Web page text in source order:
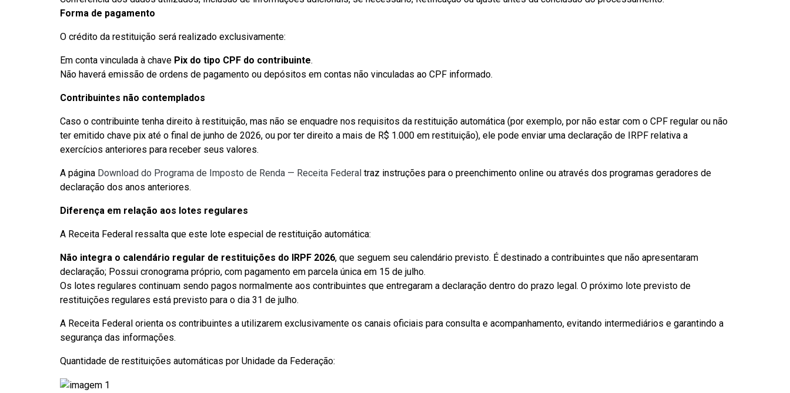
Forma de pagamento
O crédito da restituição será realizado exclusivamente:
Em conta vinculada à chave Pix do tipo CPF do contribuinte.
Não haverá emissão de ordens de pagamento ou depósitos em contas não vinculadas ao CPF informado.
Contribuintes não contemplados
Caso o contribuinte tenha direito à restituição, mas não se enquadre nos requisitos da restituição automática (por exemplo, por não estar com o CPF regular ou não
ter emitido chave pix até o final de junho de 2026, ou por ter direito a mais de R$ 1.000 em restituição), ele pode enviar uma declaração de IRPF relativa a
exercícios anteriores para receber seus valores.
A página Download do Programa de Imposto de Renda — Receita Federal traz instruções para o preenchimento online ou através dos programas geradores de
declaração dos anos anteriores.
Diferença em relação aos lotes regulares
A Receita Federal ressalta que este lote especial de restituição automática:
Não integra o calendário regular de restituições do IRPF 2026, que seguem seu calendário previsto. É destinado a contribuintes que não apresentaram
declaração; Possui cronograma próprio, com pagamento em parcela única em 15 de julho.
Os lotes regulares continuam sendo pagos normalmente aos contribuintes que entregaram a declaração dentro do prazo legal. O próximo lote previsto de
restituições regulares está previsto para o dia 31 de julho.
A Receita Federal orienta os contribuintes a utilizarem exclusivamente os canais oficiais para consulta e acompanhamento, evitando intermediários e garantindo a
segurança das informações.
Quantidade de restituições automáticas por Unidade da Federação: